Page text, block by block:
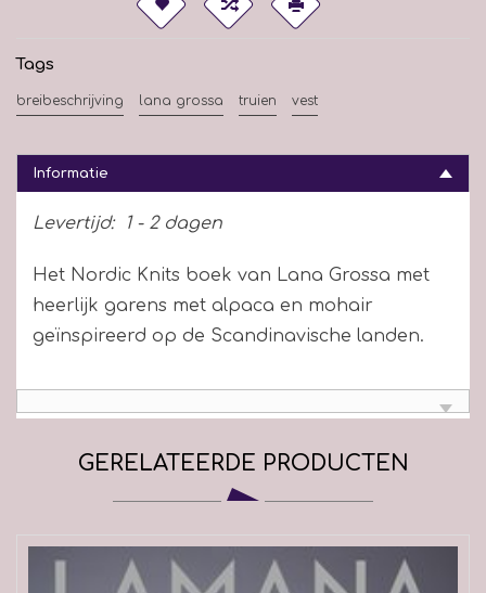
Tags
breibeschrijving lana grossa truien vest
Informatie
Levertijd: 1 - 2 dagen
Het Nordic Knits boek van Lana Grossa met
heerlijk garens met alpaca en mohair
geïnspireerd op de Scandinavische landen.
GERELATEERDE PRODUCTEN